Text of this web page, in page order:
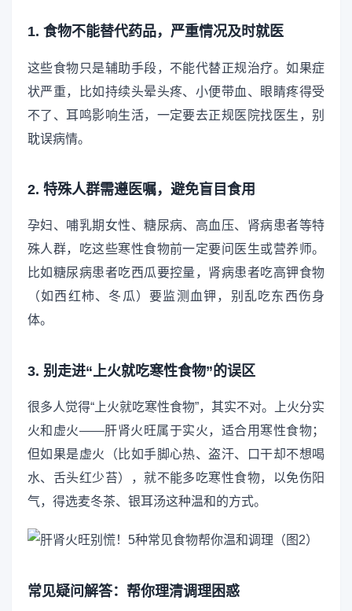
1. 食物不能替代药品，严重情况及时就医
这些食物只是辅助手段，不能代替正规治疗。如果症
状严重，比如持续头晕头疼、小便带血、眼睛疼得受
不了、耳鸣影响生活，一定要去正规医院找医生，别
耽误病情。
2. 特殊人群需遵医嘱，避免盲目食用
孕妇、哺乳期女性、糖尿病、高血压、肾病患者等特
殊人群，吃这些寒性食物前一定要问医生或营养师。
比如糖尿病患者吃西瓜要控量，肾病患者吃高钾食物
（如西红柿、冬瓜）要监测血钾，别乱吃东西伤身
体。
3. 别走进“上火就吃寒性食物”的误区
很多人觉得“上火就吃寒性食物”，其实不对。上火分实
火和虚火——肝肾火旺属于实火，适合用寒性食物；
但如果是虚火（比如手脚心热、盗汗、口干却不想喝
水、舌头红少苔），就不能多吃寒性食物，以免伤阳
气，得选麦冬茶、银耳汤这种温和的方式。
常见疑问解答：帮你理清调理困惑